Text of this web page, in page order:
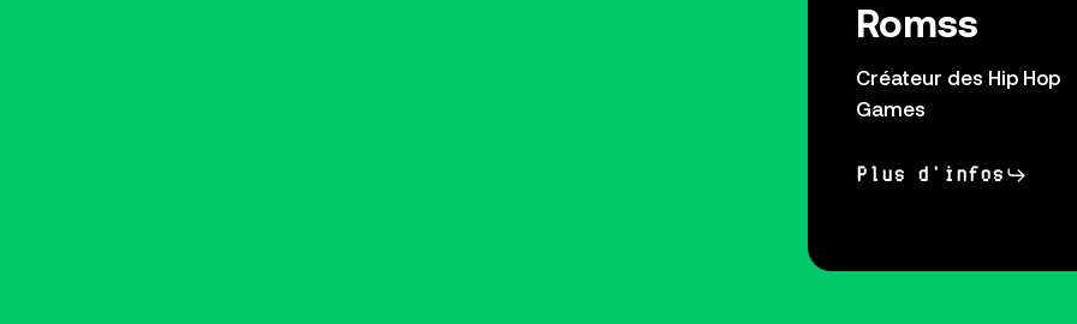
Romss
Créateur des Hip Hop
Games
Plus d'infos